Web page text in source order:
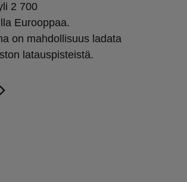
2 700
Eurooppaa.
on mahdollisuus ladata
latauspisteistä.